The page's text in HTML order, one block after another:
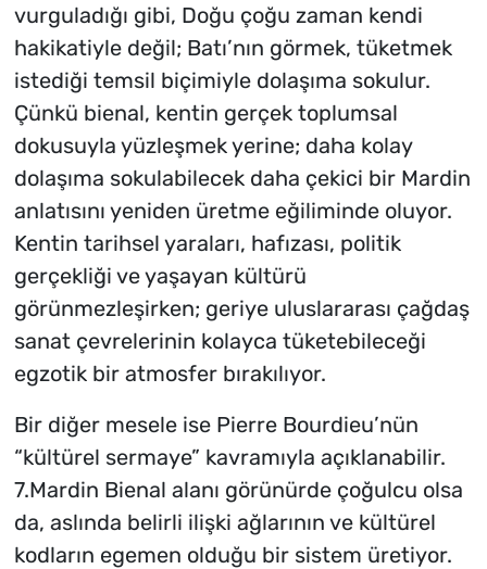
vurguladığı gibi, Doğu çoğu zaman kendi
hakikatiyle değil; Batı’nın görmek, tüketmek
istediği temsil biçimiyle dolaşıma sokulur.
Çünkü bienal, kentin gerçek toplumsal
dokusuyla yüzleşmek yerine; daha kolay
dolaşıma sokulabilecek daha çekici bir Mardin
anlatısını yeniden üretme eğiliminde oluyor.
Kentin tarihsel yaraları, hafızası, politik
gerçekliği ve yaşayan kültürü
görünmezleşirken; geriye uluslararası çağdaş
sanat çevrelerinin kolayca tüketebileceği
egzotik bir atmosfer bırakılıyor.
Bir diğer mesele ise Pierre Bourdieu’nün
“kültürel sermaye” kavramıyla açıklanabilir.
7.Mardin Bienal alanı görünürde çoğulcu olsa
da, aslında belirli ilişki ağlarının ve kültürel
kodların egemen olduğu bir sistem üretiyor.